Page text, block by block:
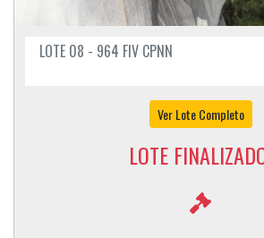
LOTE 08 - 964 FIV CPNN
Ver Lote Completo
LOTE